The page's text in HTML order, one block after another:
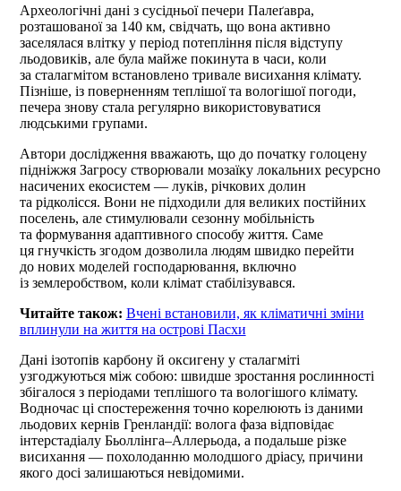
Археологічні дані з сусідньої печери Палеґавра,
розташованої за 140 км, свідчать, що вона активно
заселялася влітку у період потепління після відступу
льодовиків, але була майже покинута в часи, коли
за сталагмітом встановлено тривале висихання клімату.
Пізніше, із поверненням теплішої та вологішої погоди,
печера знову стала регулярно використовуватися
людськими групами.
Автори дослідження вважають, що до початку голоцену
підніжжя Загросу створювали мозаїку локальних ресурсно
насичених екосистем — луків, річкових долин
та рідколісся. Вони не підходили для великих постійних
поселень, але стимулювали сезонну мобільність
та формування адаптивного способу життя. Саме
ця гнучкість згодом дозволила людям швидко перейти
до нових моделей господарювання, включно
із землеробством, коли клімат стабілізувався.
Читайте також: Вчені встановили, як кліматичні зміни
вплинули на життя на острові Пасхи
Дані ізотопів карбону й оксигену у сталагміті
узгоджуються між собою: швидше зростання рослинності
збігалося з періодами теплішого та вологішого клімату.
Водночас ці спостереження точно корелюють із даними
льодових кернів Гренландії: волога фаза відповідає
інтерстадіалу Бьоллінга–Аллерьода, а подальше різке
висихання — похолоданню молодшого дріасу, причини
якого досі залишаються невідомими.